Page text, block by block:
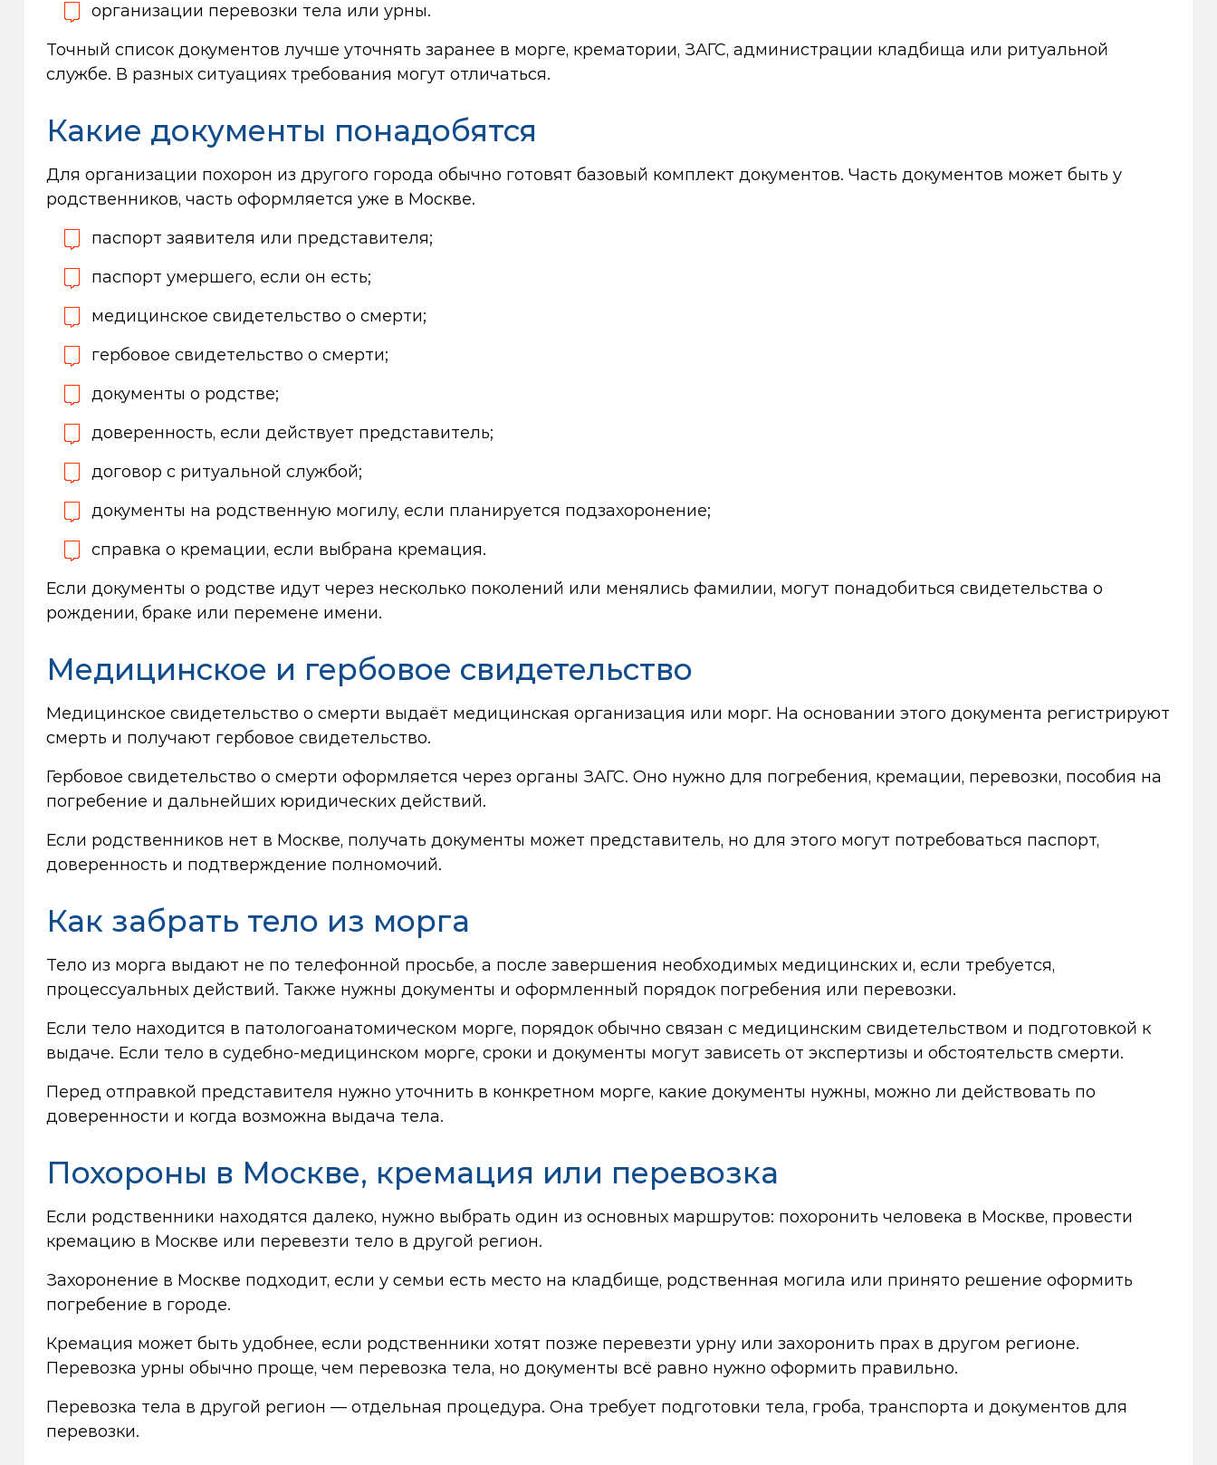
организации перевозки тела или урны.
Точный список документов лучше уточнять заранее в морге, крематории, ЗАГС, администрации кладбища или ритуальной
службе. В разных ситуациях требования могут отличаться.
Какие документы понадобятся
Для организации похорон из другого города обычно готовят базовый комплект документов. Часть документов может быть у
родственников, часть оформляется уже в Москве.
паспорт заявителя или представителя;
паспорт умершего, если он есть;
медицинское свидетельство о смерти;
гербовое свидетельство о смерти;
документы о родстве;
доверенность, если действует представитель;
договор с ритуальной службой;
документы на родственную могилу, если планируется подзахоронение;
справка о кремации, если выбрана кремация.
Если документы о родстве идут через несколько поколений или менялись фамилии, могут понадобиться свидетельства о
рождении, браке или перемене имени.
Медицинское и гербовое свидетельство
Медицинское свидетельство о смерти выдаёт медицинская организация или морг. На основании этого документа регистрируют
смерть и получают гербовое свидетельство.
Гербовое свидетельство о смерти оформляется через органы ЗАГС. Оно нужно для погребения, кремации, перевозки, пособия на
погребение и дальнейших юридических действий.
Если родственников нет в Москве, получать документы может представитель, но для этого могут потребоваться паспорт,
доверенность и подтверждение полномочий.
Как забрать тело из морга
Тело из морга выдают не по телефонной просьбе, а после завершения необходимых медицинских и, если требуется,
процессуальных действий. Также нужны документы и оформленный порядок погребения или перевозки.
Если тело находится в патологоанатомическом морге, порядок обычно связан с медицинским свидетельством и подготовкой к
выдаче. Если тело в судебно-медицинском морге, сроки и документы могут зависеть от экспертизы и обстоятельств смерти.
Перед отправкой представителя нужно уточнить в конкретном морге, какие документы нужны, можно ли действовать по
доверенности и когда возможна выдача тела.
Похороны в Москве, кремация или перевозка
Если родственники находятся далеко, нужно выбрать один из основных маршрутов: похоронить человека в Москве, провести
кремацию в Москве или перевезти тело в другой регион.
Захоронение в Москве подходит, если у семьи есть место на кладбище, родственная могила или принято решение оформить
погребение в городе.
Кремация может быть удобнее, если родственники хотят позже перевезти урну или захоронить прах в другом регионе.
Перевозка урны обычно проще, чем перевозка тела, но документы всё равно нужно оформить правильно.
Перевозка тела в другой регион — отдельная процедура. Она требует подготовки тела, гроба, транспорта и документов для
перевозки.